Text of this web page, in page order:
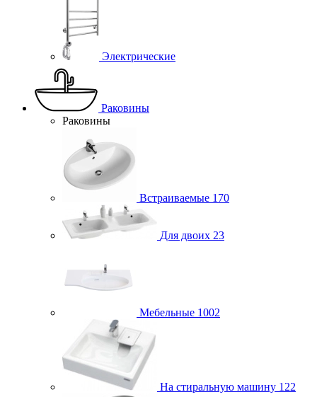
Электрические
Раковины
Раковины
Встраиваемые 170
Для двоих 23
Мебельные 1002
На стиральную машину 122